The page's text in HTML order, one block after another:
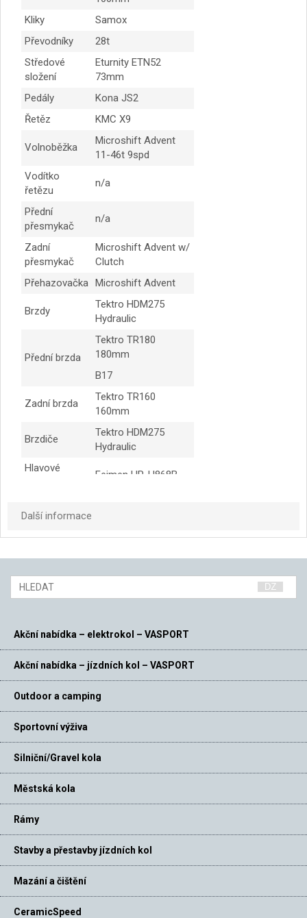
Kliky
Samox
Převodníky
28t
Středové
složení
Eturnity ETN52
73mm
Pedály
Kona JS2
Řetěz
KMC X9
Volnoběžka
Microshift Advent
11-46t 9spd
Vodítko
řetězu
n/a
Přední
přesmykač
n/a
Zadní
přesmykač
Microshift Advent w/
Clutch
Přehazovačka Microshift Advent
Brzdy
Tektro HDM275
Hydraulic
Přední brzda
Tektro TR180
180mm
B17
Zadní brzda
Tektro TR160
160mm
Brzdiče
Tektro HDM275
Hydraulic
Hlavové
Feimen HP-H868B
31.6mm
Sedlová
objímka
on
Sedlo
Kona XC
Zadní náboj
Joytech 135x10mm
Přední plášť
WTB Trail Boss
29×2.25″
Zadní plášť
Barva
or Gloss Metallic
Asphalt w/ Furnace
Další informace
Akční nabídka – elektrokol – VASPORT
Akční nabídka – jízdních kol – VASPORT
Outdoor a camping
Sportovní výživa
Silniční/Gravel kola
Městská kola
Rámy
Stavby a přestavby jízdních kol
Mazání a čištění
CeramicSpeed